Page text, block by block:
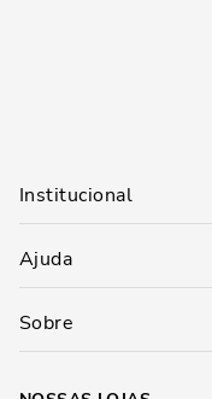
Institucional
Ajuda
Sobre